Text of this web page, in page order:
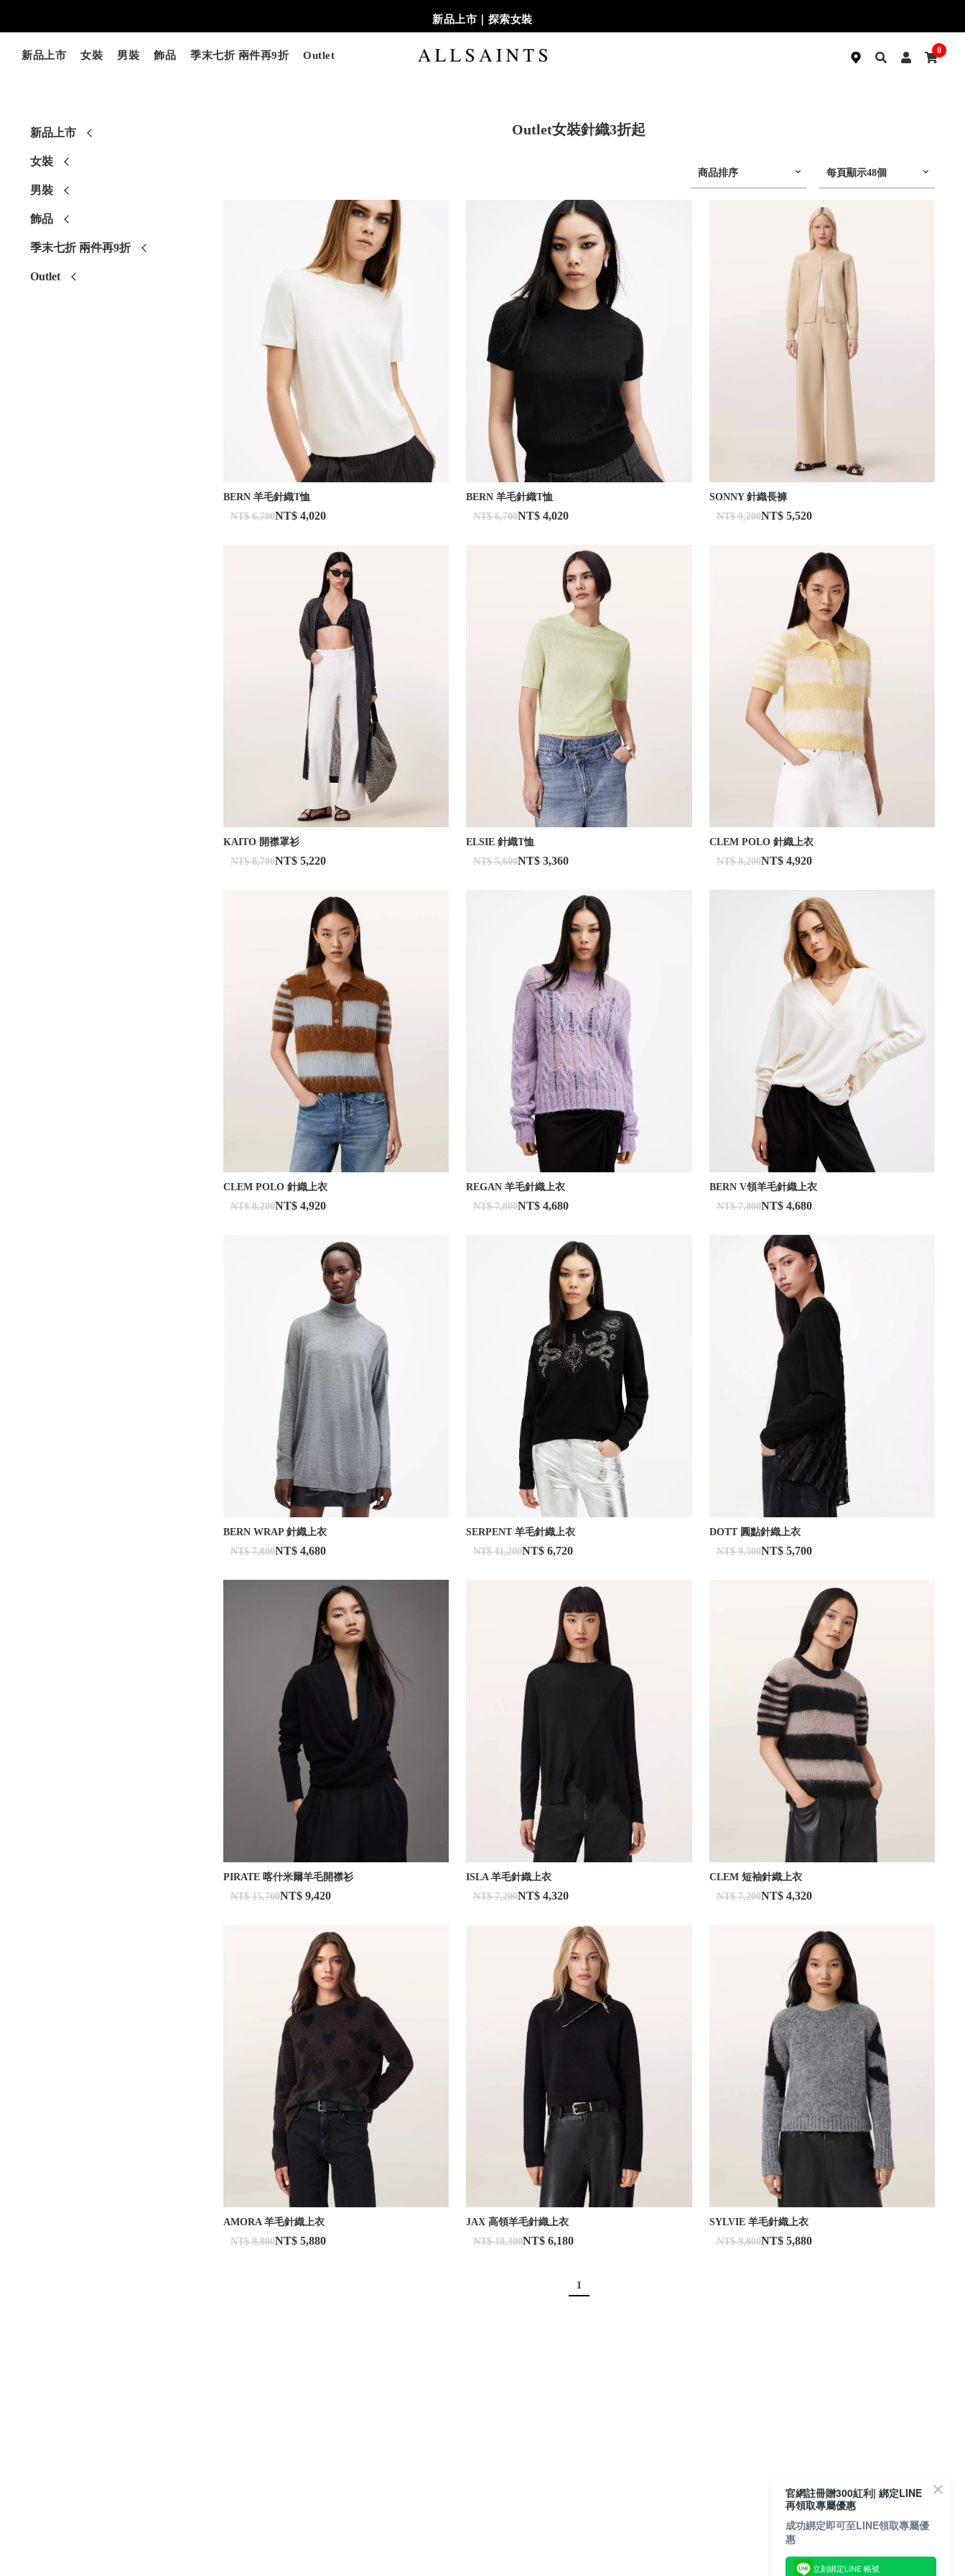
新品上市｜探索女裝
新品上市 女裝 男裝 飾品 季末七折 兩件再9折 Outlet 0
新品上市
女裝
男裝
飾品
季末七折 兩件再9折
Outlet
Outlet女裝針織3折起
商品排序 每頁顯示48個
BERN 羊毛針織T恤
NT$ 6,700NT$ 4,020
BERN 羊毛針織T恤
NT$ 6,700NT$ 4,020
SONNY 針織長褲
NT$ 9,200NT$ 5,520
KAITO 開襟罩衫
NT$ 8,700NT$ 5,220
ELSIE 針織T恤
NT$ 5,600NT$ 3,360
CLEM POLO 針織上衣
NT$ 8,200NT$ 4,920
CLEM POLO 針織上衣
NT$ 8,200NT$ 4,920
REGAN 羊毛針織上衣
NT$ 7,800NT$ 4,680
BERN V領羊毛針織上衣
NT$ 7,800NT$ 4,680
BERN WRAP 針織上衣
NT$ 7,800NT$ 4,680
SERPENT 羊毛針織上衣
NT$ 11,200NT$ 6,720
DOTT 圓點針織上衣
NT$ 9,500NT$ 5,700
PIRATE 喀什米爾羊毛開襟衫
NT$ 15,700NT$ 9,420
ISLA 羊毛針織上衣
NT$ 7,200NT$ 4,320
CLEM 短袖針織上衣
NT$ 7,200NT$ 4,320
AMORA 羊毛針織上衣
NT$ 9,800NT$ 5,880
JAX 高領羊毛針織上衣
NT$ 10,300NT$ 6,180
SYLVIE 羊毛針織上衣
NT$ 9,800NT$ 5,880
1
官網註冊贈300紅利| 綁定LINE
再領取專屬優惠
成功綁定即可至LINE領取專屬優
惠
立刻綁定LINE 帳號